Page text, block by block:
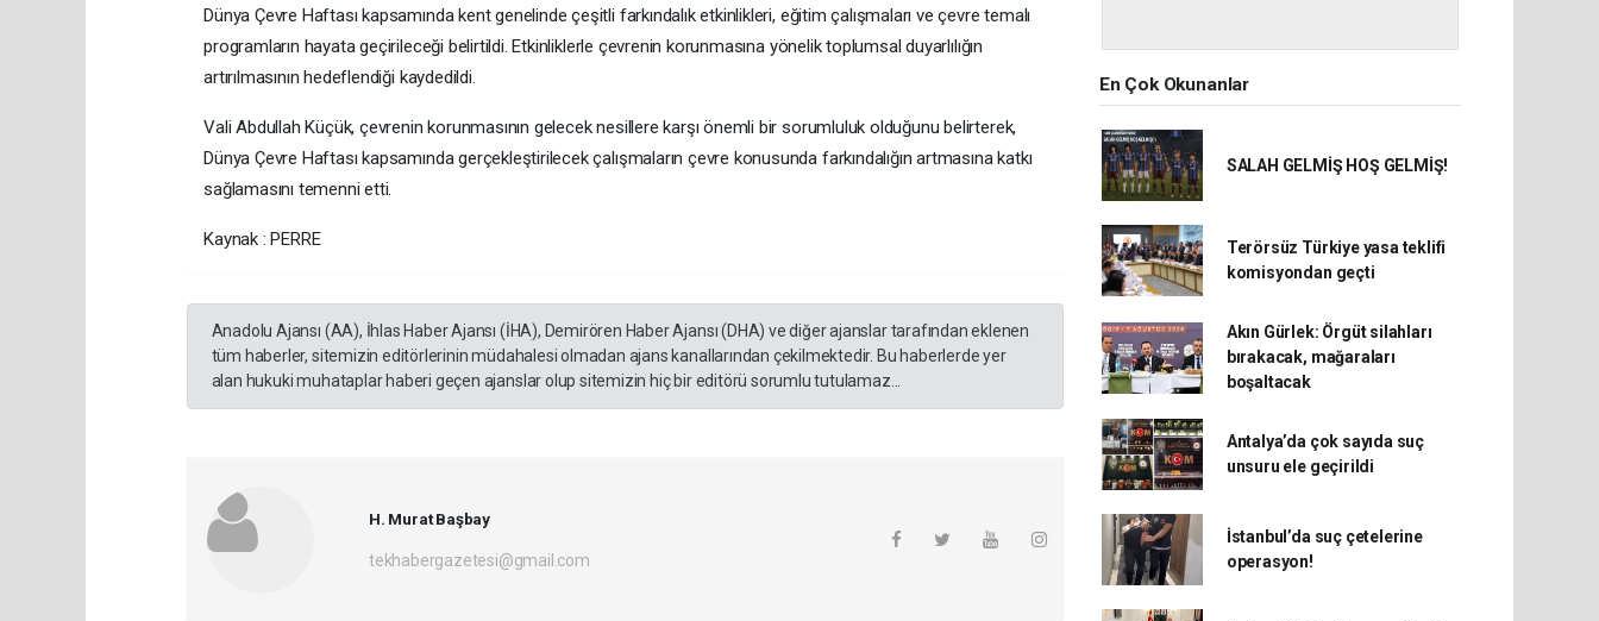
Dünya Çevre Haftası kapsamında kent genelinde çeşitli farkındalık etkinlikleri, eğitim çalışmaları ve çevre temalı
programların hayata geçirileceği belirtildi. Etkinliklerle çevrenin korunmasına yönelik toplumsal duyarlılığın
artırılmasının hedeflendiği kaydedildi.
Vali Abdullah Küçük, çevrenin korunmasının gelecek nesillere karşı önemli bir sorumluluk olduğunu belirterek,
Dünya Çevre Haftası kapsamında gerçekleştirilecek çalışmaların çevre konusunda farkındalığın artmasına katkı
sağlamasını temenni etti.
Kaynak : PERRE
Anadolu Ajansı (AA), İhlas Haber Ajansı (İHA), Demirören Haber Ajansı (DHA) ve diğer ajanslar tarafından eklenen
tüm haberler, sitemizin editörlerinin müdahalesi olmadan ajans kanallarından çekilmektedir. Bu haberlerde yer
alan hukuki muhataplar haberi geçen ajanslar olup sitemizin hiç bir editörü sorumlu tutulamaz...
H. Murat Başbay
tekhabergazetesi@gmail.com
En Çok Okunanlar
SALAH GELMİŞ HOŞ GELMİŞ!
Terörsüz Türkiye yasa teklifi
komisyondan geçti
Akın Gürlek: Örgüt silahları
bırakacak, mağaraları
boşaltacak
Antalya’da çok sayıda suç
unsuru ele geçirildi
İstanbul’da suç çetelerine
operasyon!